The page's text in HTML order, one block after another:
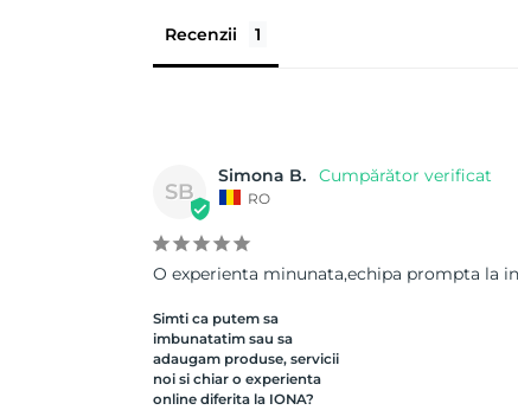
Recenzii
SB
Simona B.
RO
O experienta minunata,echipa prompta la
Simti ca putem sa
imbunatatim sau sa
adaugam produse, servicii
noi si chiar o experienta
online diferita la IONA?